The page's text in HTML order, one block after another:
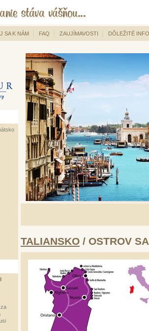
SA K NÁM FAQ ZAUJÍMAVOSTI DÔLEŽITÉ
TALIANSKO / OSTROV